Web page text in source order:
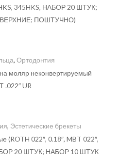
345HKS, НАБОР 20 ШТУК;
ПОШТУЧНО)
, Ортодонтия
моляр неконвертируемый
.022″ UR
, Эстетические брекеты
(ROTH 022″, 0.18″, MBT 022″,
20 ШТУК; НАБОР 10 ШТУК